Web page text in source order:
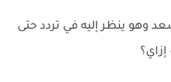
وهو ينظر إليه في تردد حتى